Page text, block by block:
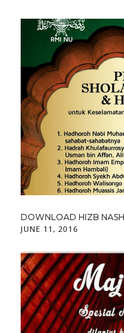
DOWNLOAD HIZB
JUNE 11, 2016